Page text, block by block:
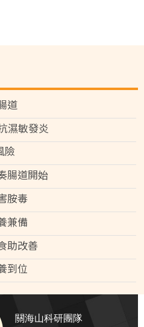
道
濕敏發炎
險
腸道開始
胺毒
兼備
助改善
到位
關海山科研團隊